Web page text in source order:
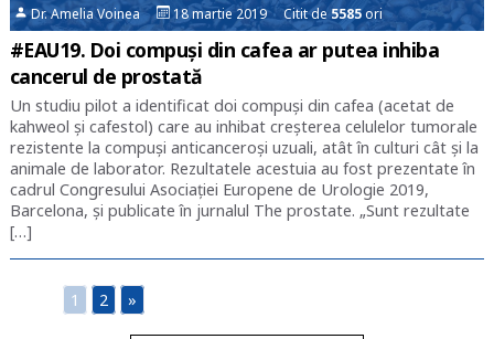
Dr. Amelia Voinea 18 martie 2019 Citit de5585ori
#EAU19. Doi compuși din cafea ar putea inhiba
cancerul de prostată
Un studiu pilot a identificat doi compuși din cafea (acetat de
kahweol și cafestol) care au inhibat creșterea celulelor tumorale
rezistente la compuși anticanceroși uzuali, atât în culturi cât și la
animale de laborator. Rezultatele acestuia au fost prezentate în
cadrul Congresului Asociației Europene de Urologie 2019,
Barcelona, și publicate în jurnalul The prostate. „Sunt rezultate
[…]
1 2 »